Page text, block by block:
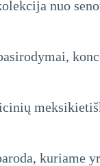
nuo
kuriame